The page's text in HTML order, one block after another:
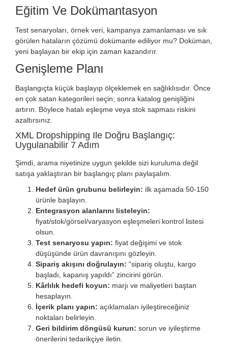
Eğitim Ve Dokümantasyon
Test senaryoları, örnek veri, kampanya zamanlaması ve sık
görülen hataların çözümü dokümante ediliyor mu? Doküman,
yeni başlayan bir ekip için zaman kazandırır.
Genişleme Planı
Başlangıçta küçük başlayıp ölçeklemek en sağlıklısıdır. Önce
en çok satan kategorileri seçin; sonra katalog genişliğini
artırın. Böylece hatalı eşleşme veya stok sapması riskini
azaltırsınız.
XML Dropshipping Ile Doğru Başlangıç:
Uygulanabilir 7 Adım
Şimdi, arama niyetinize uygun şekilde sizi kuruluma değil
satışa yaklaştıran bir başlangıç planı paylaşalım.
Hedef ürün grubunu belirleyin: ilk aşamada 50-150
ürünle başlayın.
Entegrasyon alanlarını listeleyin:
fiyat/stok/görsel/varyasyon eşleşmeleri kontrol listesi
olsun.
Test senaryosu yapın: fiyat değişimi ve stok
düşüşünde ürün davranışını gözleyin.
Sipariş akışını doğrulayın: “sipariş oluştu, kargo
başladı, kapanış yapıldı” zincirini görün.
Kârlılık hedefi koyun: marjı ve maliyetleri baştan
hesaplayın.
İçerik planı yapın: açıklamaları iyileştireceğiniz
noktaları belirleyin.
Geri bildirim döngüsü kurun: sorun ve iyileştirme
önerilerini tedarikçiye iletin.